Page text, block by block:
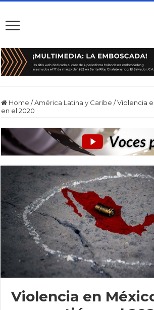
Home /América Latina y Caribe /Violencia
en el 2020
Violencia en